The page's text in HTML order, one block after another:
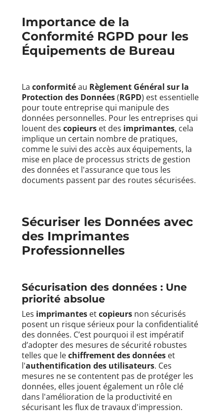
Importance de la
Conformité RGPD pour les
Équipements de Bureau
La conformitéau Règlement Général sur la
Protection des Données(RGPD) est essentielle
pour toute entreprise qui manipule des
données personnelles. Pour les entreprises qui
louent des copieurs et des imprimantes, cela
implique un certain nombre de pratiques,
comme le suivi des accès aux équipements, la
mise en place de processus stricts de gestion
des données et l'assurance que tous les
documents passent par des routes sécurisées.
Sécuriser les Données avec
des Imprimantes
Professionnelles
Sécurisation des données : Une
priorité absolue
Les imprimantes etcopieurs non sécurisés
posent un risque sérieux pour la confidentialité
des données. C’est pourquoi il est impératif
d’adopter des mesures de sécurité robustes
telles que lechiffrement des données et
l'authentification des utilisateurs. Ces
mesures ne se contentent pas de protéger les
données, elles jouent également un rôle clé
dans l'amélioration de la productivité en
sécurisant les flux de travaux d'impression.